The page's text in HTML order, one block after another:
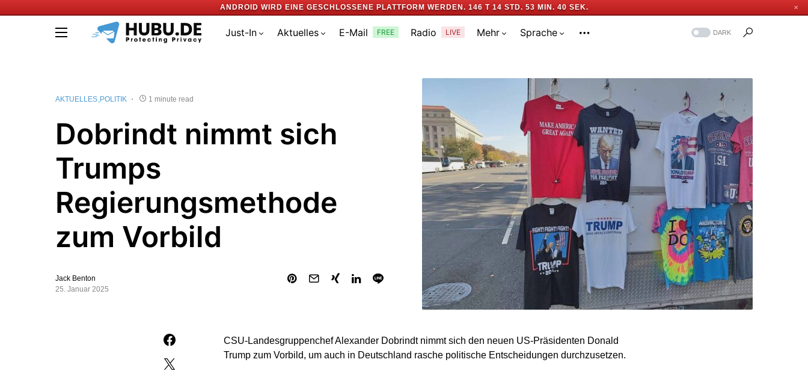
ANDROID WIRD EINE GESCHLOSSENE PLATTFORM WERDEN. 146 T 14 STD. 53 MIN. 39 SEK. ✕
Just-In Aktuelles E-Mail FREE Radio LIVE Mehr Sprache DARK
AKTUELLES POLITIK 1 minute read
Dobrindt nimmt sich
Trumps
Regierungsmethode
zum Vorbild
Jack Benton
25. Januar 2025
CSU-Landesgruppenchef Alexander Dobrindt nimmt sich den neuen US-Präsidenten Donald
Trump zum Vorbild, um auch in Deutschland rasche politische Entscheidungen durchzusetzen.